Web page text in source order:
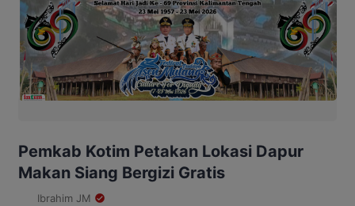
Pemkab Kotim Petakan Lokasi Dapur
Makan Siang Bergizi Gratis
Ibrahim JM